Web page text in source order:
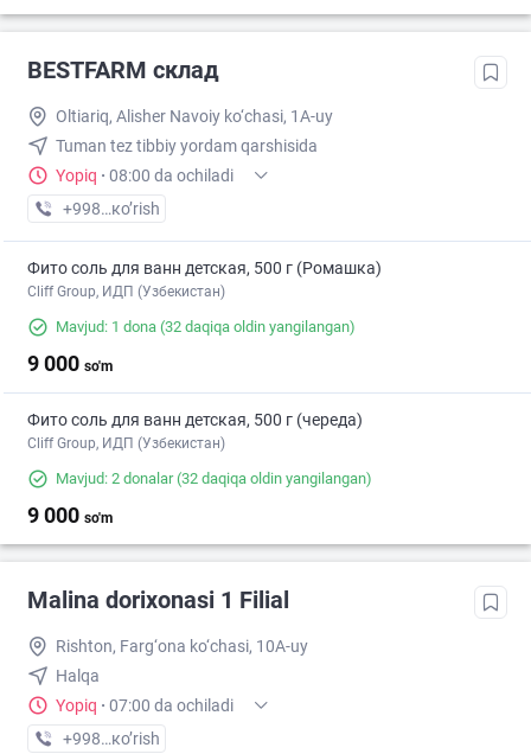
BESTFARM склад
Oltiariq, Alisher Navoiy ko‘chasi, 1A-uy
Tuman tez tibbiy yordam qarshisida
Yopiq · 08:00 da ochiladi
+998 (91) XXX-XX-XX
кo’rish
Фито соль для ванн детская, 500 г (Ромашка)
Cliff Group, ИДП (Узбекистан)
Mavjud: 1 dona (32 daqiqa oldin yangilangan)
9 000 so'm
Фито соль для ванн детская, 500 г (череда)
Cliff Group, ИДП (Узбекистан)
Mavjud: 2 donalar(32 daqiqa oldin yangilangan)
9 000 so'm
Malina dorixonasi 1 Filial
Rishton, Farg‘ona ko‘chasi, 10A-uy
Halqa
Yopiq · 07:00 da ochiladi
+998 (99) XXX-XX-XX
кo’rish